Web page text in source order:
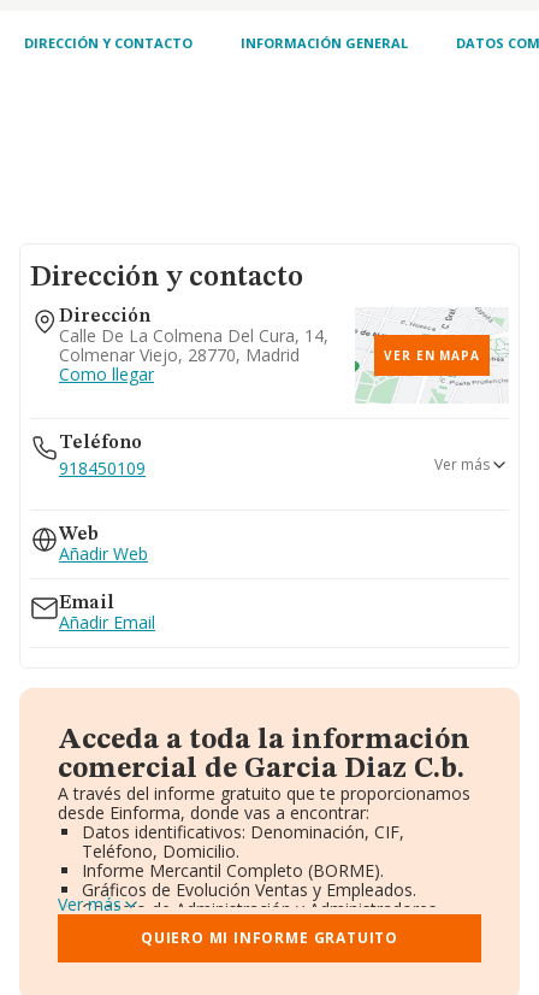
DIRECCIÓN Y CONTACTO INFORMACIÓN GENERAL DATOS
Dirección y contacto
Dirección
Calle De La Colmena Del Cura, 14,
Colmenar Viejo, 28770, Madrid
Como llegar
VER EN MAPA
Teléfono
918450109
646...
Ver teléfono 646...
Ver más
Web
Añadir Web
Email
Añadir Email
Acceda a toda la información
comercial de Garcia Diaz C.b.
A través del informe gratuito que te proporcionamos
desde Einforma, donde vas a encontrar:
Datos identificativos: Denominación, CIF,
Teléfono, Domicilio.
Informe Mercantil Completo (BORME).
Gráficos de Evolución Ventas y Empleados.
Consejo de Administración y Administradores.
Directivos y Ejecutivos.
Accionistas.
Participaciones y Vinculaciones en otras empresas.
Ver más
QUIERO MI INFORME GRATUITO